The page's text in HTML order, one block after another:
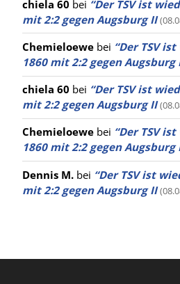
chiela 60 bei “Der TSV ist
mit 2:2 gegen Augsburg II
Chemieloewe bei “Der TSV
1860 mit 2:2 gegen Augsburg
chiela 60 bei “Der TSV ist
mit 2:2 gegen Augsburg II
Chemieloewe bei “Der TSV
1860 mit 2:2 gegen Augsburg
Dennis M. bei “Der TSV ist
mit 2:2 gegen Augsburg II